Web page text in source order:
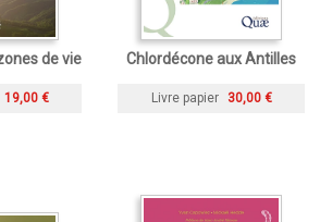
de vie
19,00 €
Chlordécone aux Antilles
Livre papier 30,00 €